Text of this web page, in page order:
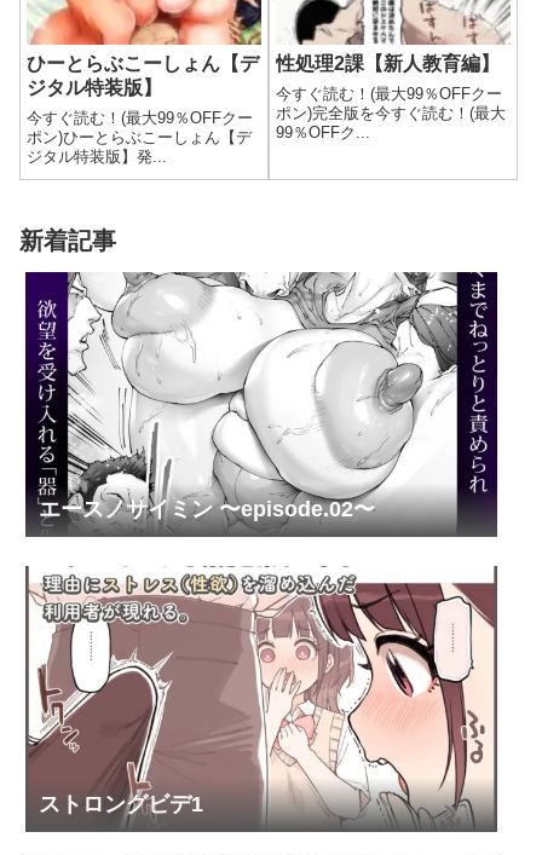
ひーとらぶこーしょん【デ
ジタル特装版】
今すぐ読む！(最大99％OFFクー
ポン)ひーとらぶこーしょん【デ
ジタル特装版】発...
性処理2課【新人教育編】
今すぐ読む！(最大99％OFFクー
ポン)完全版を今すぐ読む！(最大
99％OFFク...
新着記事
エースノサイミン 〜episode.02〜
ストロングビデ1